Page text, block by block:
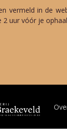
vermeld in de
2 uur vóór je